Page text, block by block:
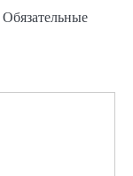
Обязательные